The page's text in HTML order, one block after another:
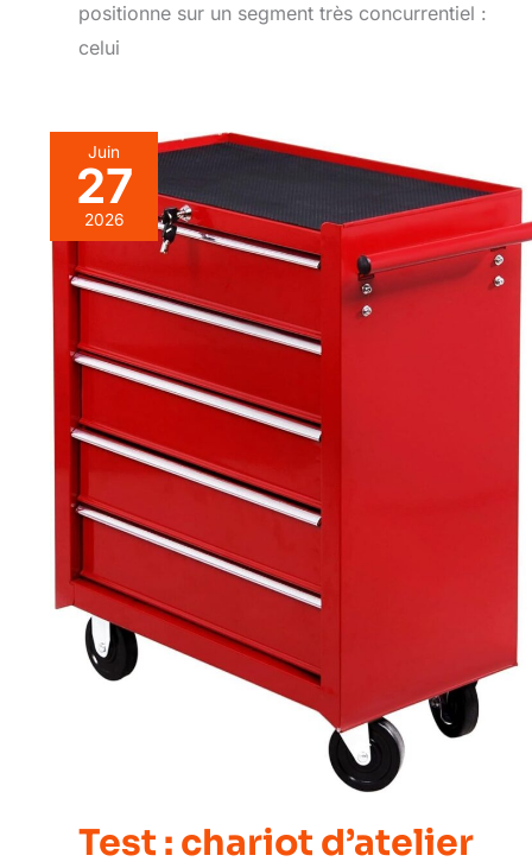
positionne sur un segment très concurrentiel :
celui
Juin
27
2026
Test : chariot d’atelier